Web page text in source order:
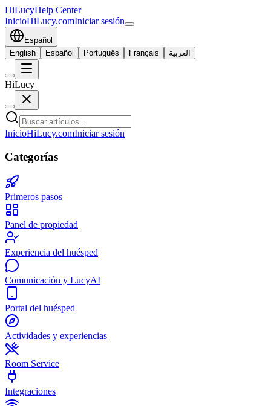
HiLucyHelp Center
InicioHiLucy.comIniciar sesión
Español
English
Español Português Français العربية
HiLucy
InicioHiLucy.comIniciar sesión
Categorías
Primeros pasos
Panel de propiedad
Experiencia del huésped
Comunicación y LucyAI
Portal del huésped
Actividades y experiencias
Room Service
Integraciones